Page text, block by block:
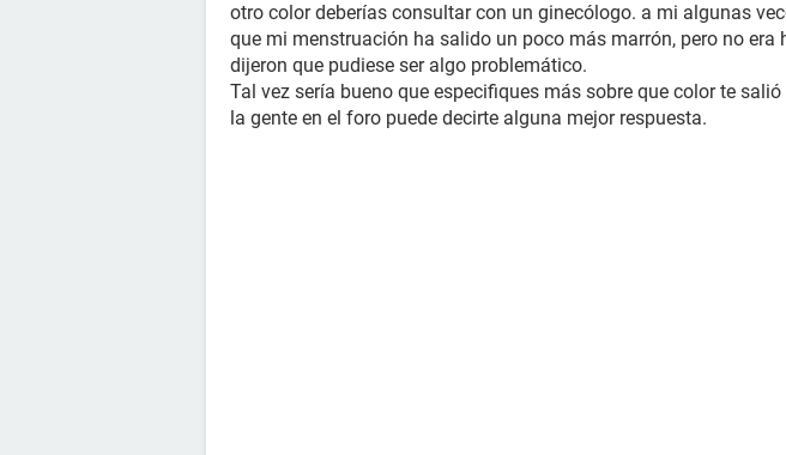
otro color deberías consultar con un ginecólogo. a mi algunas
que mi menstruación ha salido un poco más marrón, pero no era
dijeron que pudiese ser algo problemático.
Tal vez sería bueno que especifiques más sobre que color te
la gente en el foro puede decirte alguna mejor respuesta.